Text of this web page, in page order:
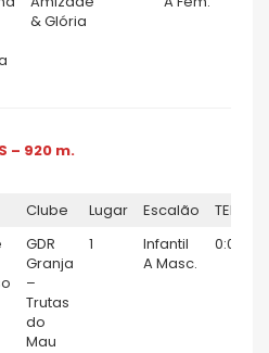
& Glória
– 920 m.
Clube Lugar Escalão
TEMPO
GDR
Granja
–
Trutas
do
Mau
1
Infantil
A Masc.
0:03:49